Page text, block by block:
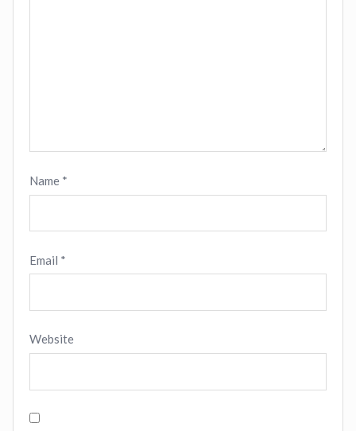
Name *
Email *
Website